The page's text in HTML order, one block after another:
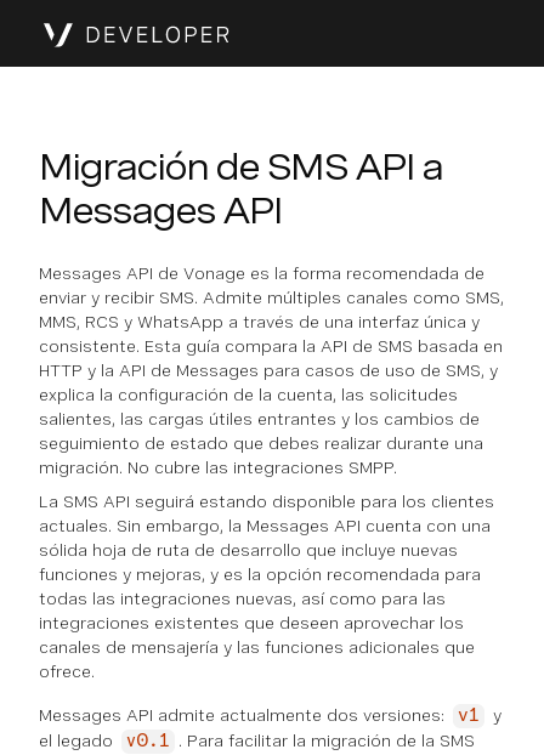
Migración de SMS API a
Messages API
Messages API de Vonage es la forma recomendada de
enviar y recibir SMS. Admite múltiples canales como SMS,
MMS, RCS y WhatsApp a través de una interfaz única y
consistente. Esta guía compara la API de SMS basada en
HTTP y la API de Messages para casos de uso de SMS, y
explica la configuración de la cuenta, las solicitudes
salientes, las cargas útiles entrantes y los cambios de
seguimiento de estado que debes realizar durante una
migración. No cubre las integraciones SMPP.
La SMS API seguirá estando disponible para los clientes
actuales. Sin embargo, la Messages API cuenta con una
sólida hoja de ruta de desarrollo que incluye nuevas
funciones y mejoras, y es la opción recomendada para
todas las integraciones nuevas, así como para las
integraciones existentes que deseen aprovechar los
canales de mensajería y las funciones adicionales que
ofrece.
Messages API admite actualmente dos versiones: v1
y
el legado
v0.1
. Para facilitar la migración de la SMS